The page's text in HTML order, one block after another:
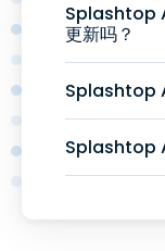
Splashtop
更新吗？
Splashtop
Splashtop